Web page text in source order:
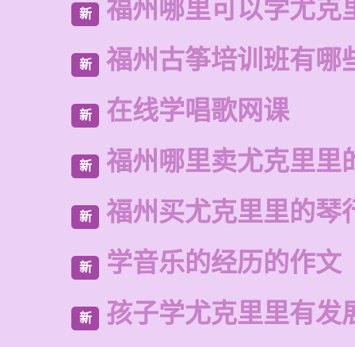
新 福州哪里可以学尤克
新 福州古筝培训班有哪
新 在线学唱歌网课
新 福州哪里卖尤克里里
新 福州买尤克里里的琴
新 学音乐的经历的作文
新 孩子学尤克里里有发